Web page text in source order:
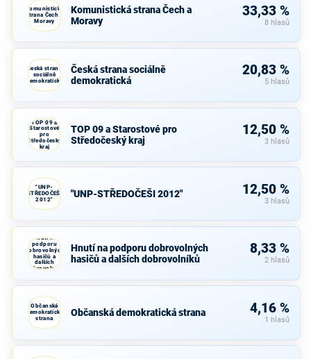
Komunistická
strana Čech a
Moravy
Komunistická strana Čech a
Moravy
33,33 %
8 hlasů
Česká strana
sociálně
demokratická
Česká strana sociálně
demokratická
20,83 %
5 hlasů
TOP 09 a
Starostové
pro
Středočeský
kraj
TOP 09 a Starostové pro
Středočeský kraj
12,50 %
3 hlasů
"UNP-
STŘEDOČEŠI
2012"
"UNP-STŘEDOČEŠI 2012" 12,50 %
3 hlasů
Hnutí na
podporu
dobrovolných
hasičů a
dalších
dobrovolníků
Hnutí na podporu dobrovolných
hasičů a dalších dobrovolníků
8,33 %
2 hlasů
Občanská
demokratická
strana
Občanská demokratická strana 4,16 %
1 hlasů